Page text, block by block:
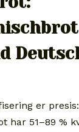
er presis:
har 51–89 %